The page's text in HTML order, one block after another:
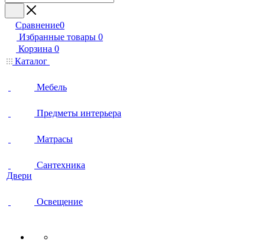
Сравнение0
Избранные товары 0
Корзина 0
Каталог
Мебель
Предметы интерьера
Матрасы
Сантехника
Двери
Освещение